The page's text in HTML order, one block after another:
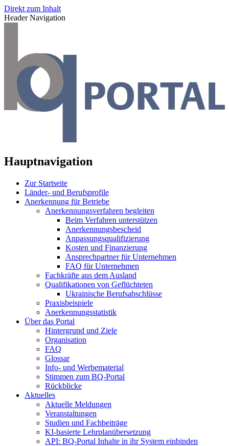
Direkt zum Inhalt
Header Navigation
Hauptnavigation
Zur Startseite
Länder- und Berufsprofile
Anerkennung für Betriebe
Anerkennungsverfahren begleiten
Beim Verfahren unterstützen
Anerkennungsbescheid
Anpassungsqualifizierung
Kosten und Finanzierung
Ansprechpartner für Unternehmen
FAQ für Unternehmen
Fachkräfte aus dem Ausland
Qualifikationen von Geflüchteten
Ukrainische Berufsabschlüsse
Praxisbeispiele
Anerkennungsstatistik
Über das Portal
Hintergrund und Ziele
Organisation
FAQ
Glossar
Info- und Werbematerial
Stimmen zum BQ-Portal
Rückblicke
Aktuelles
Aktuelle Meldungen
Veranstaltungen
Studien und Fachbeiträge
KI-basierte Lehrplanübersetzung
API: BQ-Portal Inhalte in ihr System einbinden